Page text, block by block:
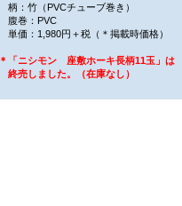
柄：竹（PVCチューブ巻き）
腹巻：PVC
単価：1,980円＋税（＊掲載時価格）
＊「ニシモン 座敷ホーキ長柄11玉」は
終売しました。（在庫なし）